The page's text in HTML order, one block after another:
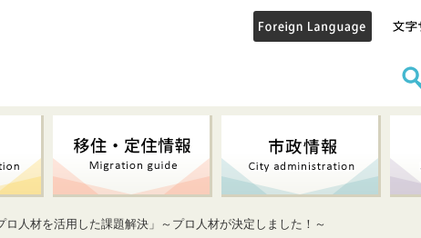
ロ人材を活用した課題解決」～プロ人材が決定しました！～